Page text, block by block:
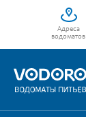
Адреса
водоматов